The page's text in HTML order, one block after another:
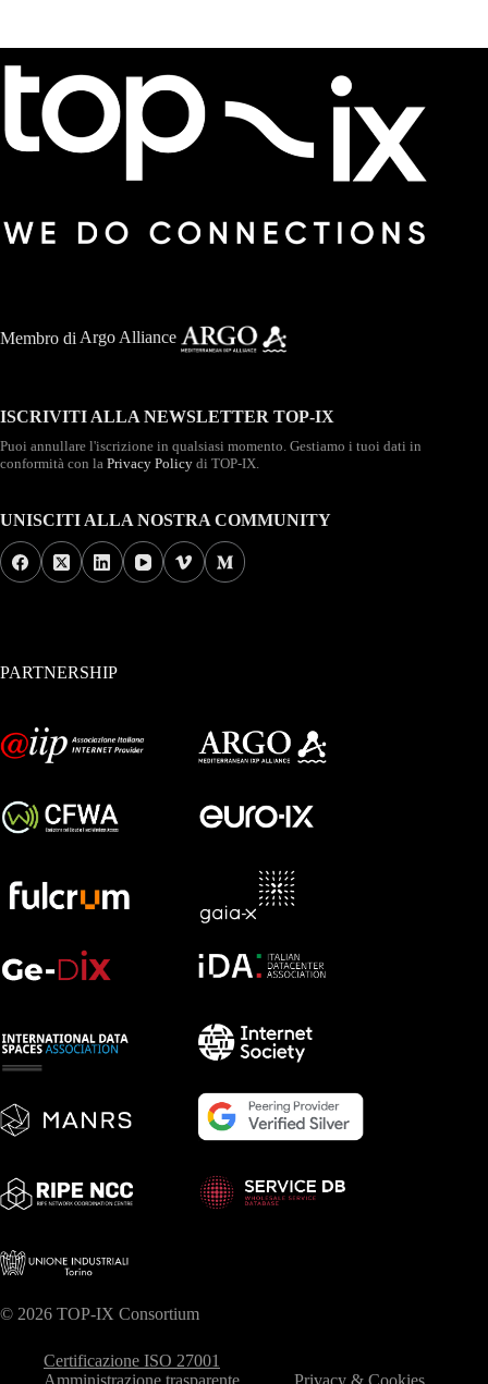
Membro di Argo Alliance
ISCRIVITI ALLA NEWSLETTER TOP-IX
Puoi annullare l'iscrizione in qualsiasi momento. Gestiamo i tuoi dati in
conformità con la Privacy Policy di TOP-IX.
UNISCITI ALLA NOSTRA COMMUNITY
PARTNERSHIP
© 2026 TOP-IX Consortium
Certificazione ISO 27001
Amministrazione trasparente
Privacy & Cookies